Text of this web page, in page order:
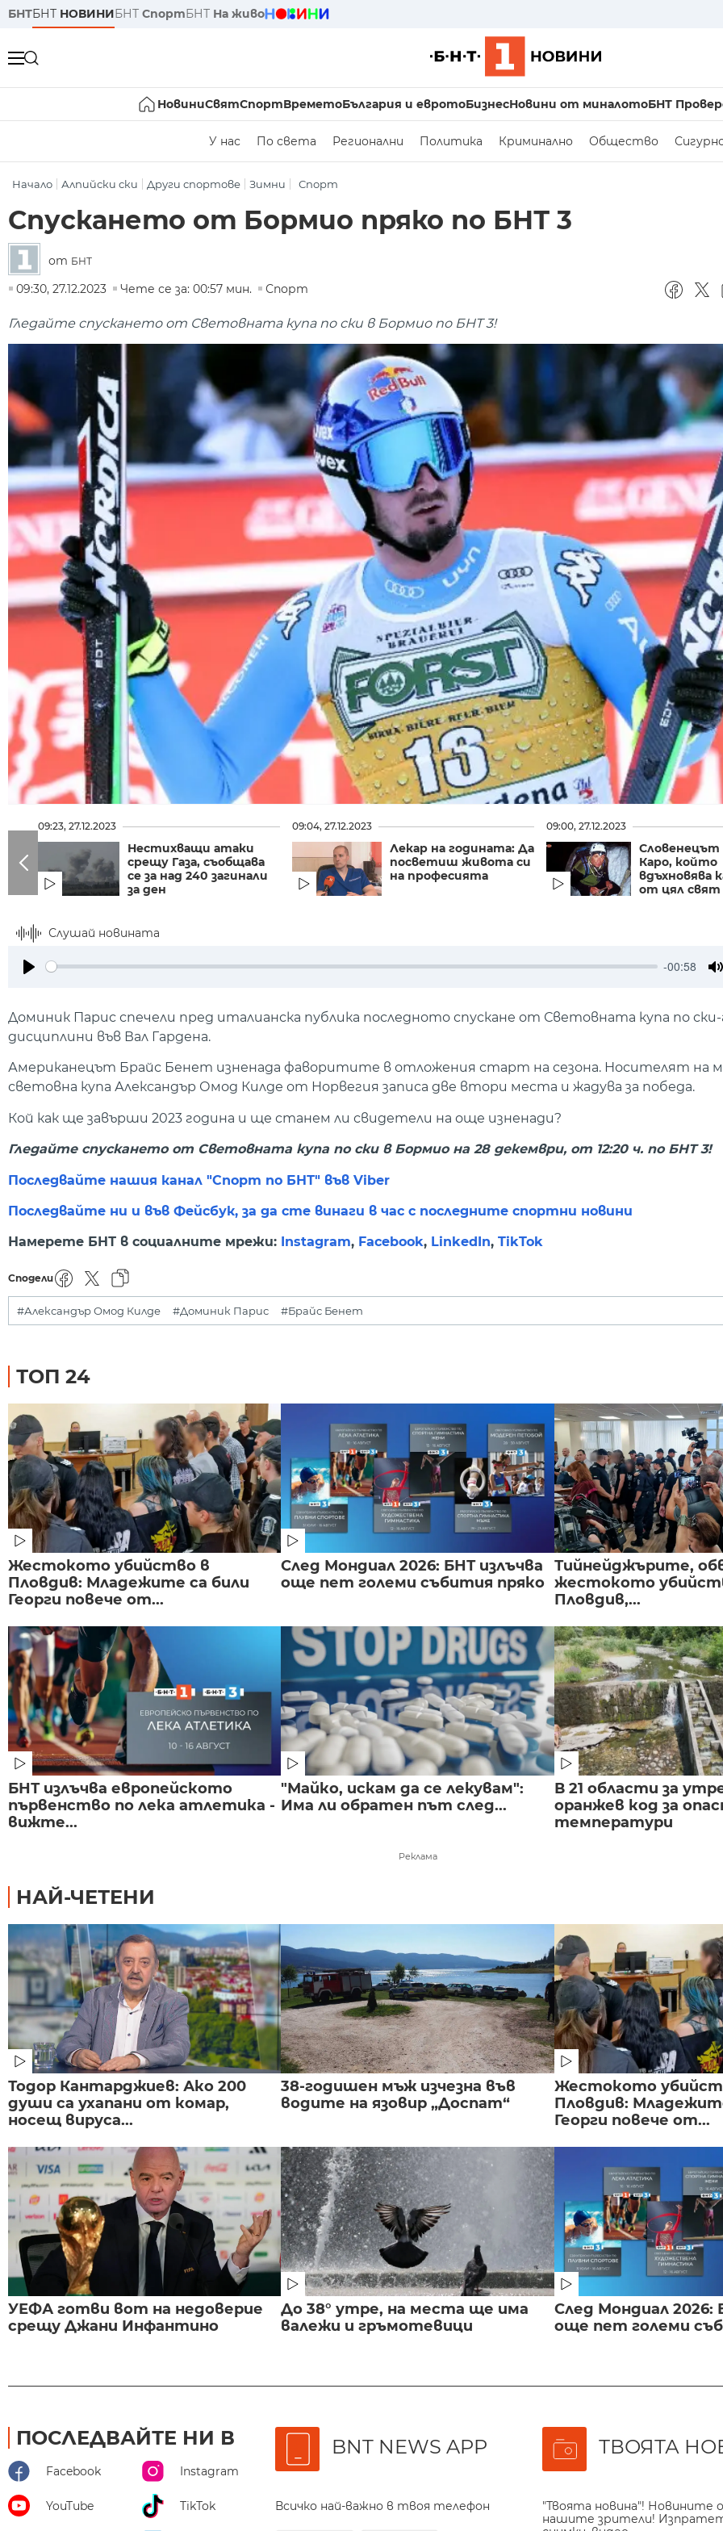
БНТБНТ НОВИНИБНТ СпортБНТ На живо
НовиниСвятСпортВреметоБългария и евротоБизнесНовини от миналотоБНТ
У нас По света Регионални Политика Криминално Общество
Начало Алпийски ски Други спортове Зимни Спорт
Спускането от Бормио пряко по БНТ 3
от БНТ
09:30, 27.12.2023
Чете се за: 00:57 мин. Спорт
Гледайте спускането от Световната купа по ски в Бормио по БНТ 3!
09:23, 27.12.2023
Нестихващи атаки
срещу Газа, съобщава
се за над 240 загинали
за ден
09:04, 27.12.2023
Лекар на годината: Да
посветиш живота си
на професията
09:00, 27.12.2023
Словенецът
Каро, който
вдъхновява
от цял свят
Слушай новината
-00:58
Доминик Парис спечели пред италианска публика последното спускане от Световната купа по ски-
дисциплини във Вал Гардена.
Американецът Брайс Бенет изненада фаворитите в отложения старт на сезона. Носителят на
световна купа Александър Омод Килде от Норвегия записа две втори места и жадува за победа.
Кой как ще завърши 2023 година и ще станем ли свидетели на още изненади?
Гледайте спускането от Световната купа по ски в Бормио на 28 декември, от 12:20 ч. по БНТ 3!
Последвайте нашия канал "Спорт по БНТ" във Viber
Последвайте ни и във Фейсбук, за да сте винаги в час с последните спортни новини
Намерете БНТ в социалните мрежи: Instagram, Facebook, LinkedIn, TikTok
Сподели
#Александър Омод Килде #Доминик Парис #Брайс Бенет
ТОП 24
Жестокото убийство в
Пловдив: Младежите са били
Георги повече от...
След Мондиал 2026: БНТ излъчва
още пет големи събития пряко
Тийнейджърите,
жестокото
Пловдив,...
БНТ излъчва европейското
първенство по лека атлетика -
вижте...
"Майко, искам да се лекувам":
Има ли обратен път след...
В 21 области за
оранжев код за
температури
Реклама
НАЙ-ЧЕТЕНИ
Тодор Кантарджиев: Ако 200
души са ухапани от комар,
носещ вируса...
38-годишен мъж изчезна във
водите на язовир „Доспат“
Жестокото
Пловдив:
Георги повече от...
УЕФА готви вот на недоверие
срещу Джани Инфантино
До 38° утре, на места ще има
валежи и гръмотевици
След Мондиал 2026:
още пет големи
ПОСЛЕДВАЙТЕ НИ В
Facebook Instagram
YouTube TikTok
BNT NEWS APP
Всичко най-важно в твоя телефон
ТВОЯТА
"Твоята новина"! Новините
нашите зрители!